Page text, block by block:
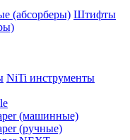
Штифты
NiTi инструменты
(машинные)
(ручные)